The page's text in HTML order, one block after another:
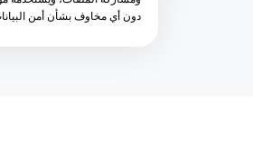
دون أي مخاوف بشأن أمن